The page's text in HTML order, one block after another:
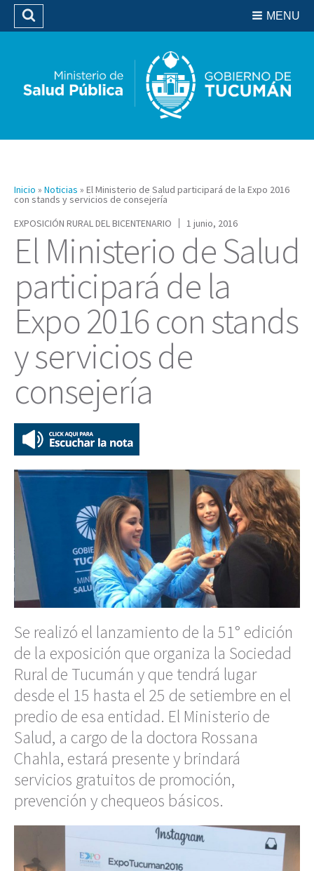
Biblioteca
MENU
Buscar
Inicio » Noticias » El Ministerio de Salud participará de la Expo 2016
con stands y servicios de consejería
EXPOSICIÓN RURAL DEL BICENTENARIO
1 junio, 2016
El Ministerio de Salud
participará de la
Expo 2016 con stands
y servicios de
consejería
Se realizó el lanzamiento de la 51° edición
de la exposición que organiza la Sociedad
Rural de Tucumán y que tendrá lugar
desde el 15 hasta el 25 de setiembre en el
predio de esa entidad. El Ministerio de
Salud, a cargo de la doctora Rossana
Chahla, estará presente y brindará
servicios gratuitos de promoción,
prevención y chequeos básicos.